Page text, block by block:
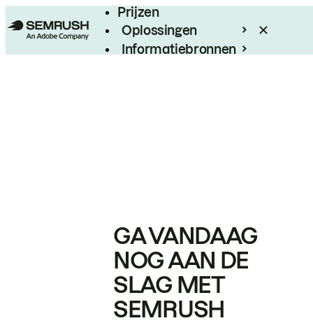
Prijzen
Oplossingen
Informatiebronnen
GA VANDAAG
NOG AAN DE
SLAG MET
SEMRUSH